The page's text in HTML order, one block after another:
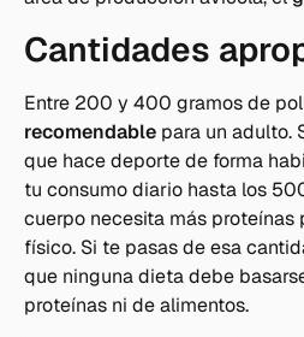
Cantidades
Entre 200 y 400 gramos de
recomendable para un adulto.
que hace deporte de forma
tu consumo diario hasta los
cuerpo necesita más
físico. Si te pasas de esa
que ninguna dieta debe
proteínas ni de alimentos.